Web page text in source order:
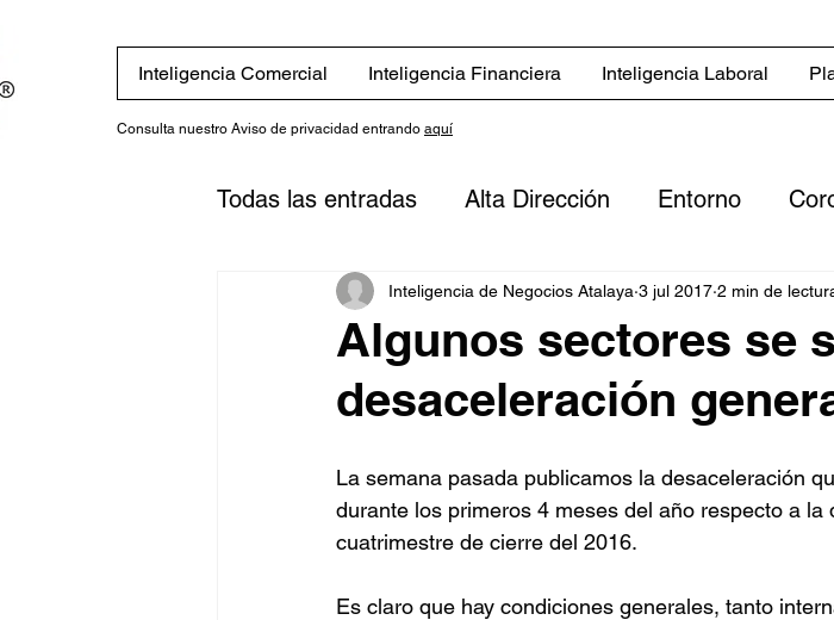
Inteligencia Comercial Inteligencia Financiera Inteligencia Laboral
Consulta nuestro Aviso de privacidad entrando aquí
Todas las entradas Alta Dirección Entorno
Eventos Novedades Servicios Blog in
Finanzas Estrategias comerciales Sector
inversión Plan financiero Digitalización
Algunos sectores se
desaceleración
Inteligencia de Negocios Atalaya 3 jul 2017 2 min de
La semana pasada publicamos la desaceleración
durante los primeros 4 meses del año respecto a la
cuatrimestre de cierre del 2016.
Es claro que hay condiciones generales, tanto